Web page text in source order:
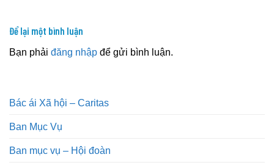
Để lại một bình luận
Bạn phải đăng nhập để gửi bình luận.
Bác ái Xã hội – Caritas
Ban Mục Vụ
Ban mục vụ – Hội đoàn